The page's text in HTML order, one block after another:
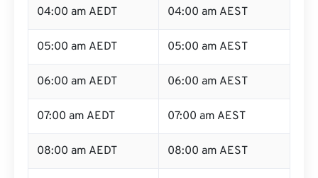
04:00 am AEDT 04:00 am AEST
05:00 am AEDT 05:00 am AEST
06:00 am AEDT 06:00 am AEST
07:00 am AEDT 07:00 am AEST
08:00 am AEDT 08:00 am AEST